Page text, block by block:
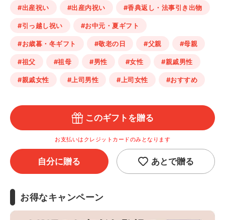
#出産祝い #出産内祝い #香典返し・法事引き出物
#引っ越し祝い #お中元・夏ギフト
#お歳暮・冬ギフト #敬老の日 #父親 #母親
#祖父 #祖母 #男性 #女性 #親戚男性
#親戚女性 #上司男性 #上司女性 #おすすめ
このギフトを贈る
お支払いはクレジットカードのみとなります
自分に贈る あとで贈る
お得なキャンペーン